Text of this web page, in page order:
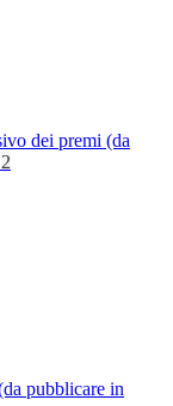
dei premi (da
2
pubblicare in